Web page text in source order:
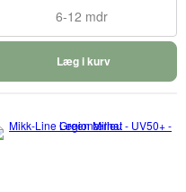
6-12 mdr
Læg i kurv